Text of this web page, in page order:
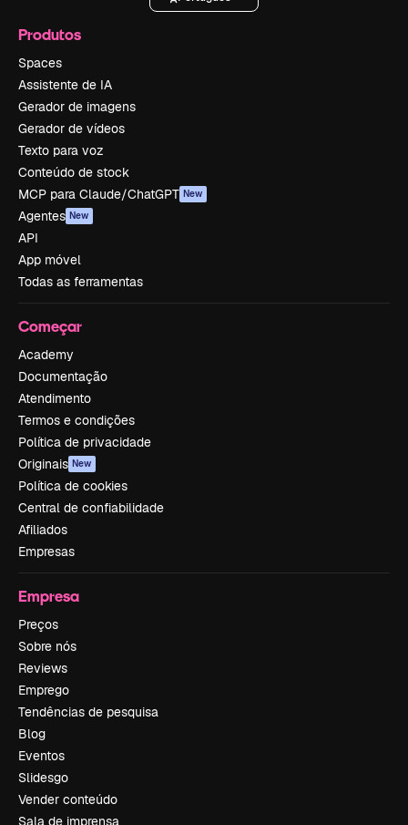
Produtos
Spaces
Assistente de IA
Gerador de imagens
Gerador de vídeos
Texto para voz
Conteúdo de stock
MCP para Claude/ChatGPT New
Agentes New
API
App móvel
Todas as ferramentas
Começar
Academy
Documentação
Atendimento
Termos e condições
Política de privacidade
Originais New
Política de cookies
Central de confiabilidade
Afiliados
Empresas
Empresa
Preços
Sobre nós
Reviews
Emprego
Tendências de pesquisa
Blog
Eventos
Slidesgo
Vender conteúdo
Sala de imprensa